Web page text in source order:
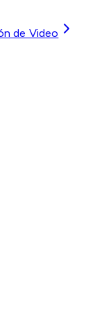
de Video